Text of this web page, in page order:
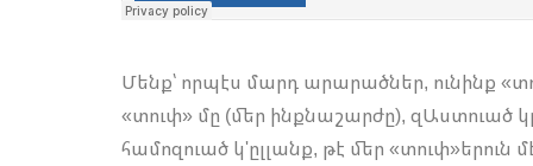
Մենք՝ որպէս մարդ արարածներ, ունինք
«տուփ» մը (մեր ինքնաշարժը), զԱստուած
համոզուած կ'ըլլանք, թէ մեր